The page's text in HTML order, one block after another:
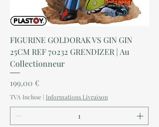
FIGURINE GOLDORAK VS GIN GIN
25CM REF 70232 GRENDIZER | Au
Collectionneur
Prix
199,00 €
TVA Incluse | Informations Livraison